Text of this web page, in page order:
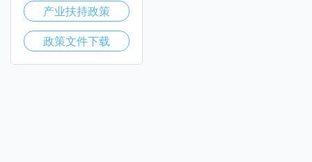
产业扶持政策
政策文件下载